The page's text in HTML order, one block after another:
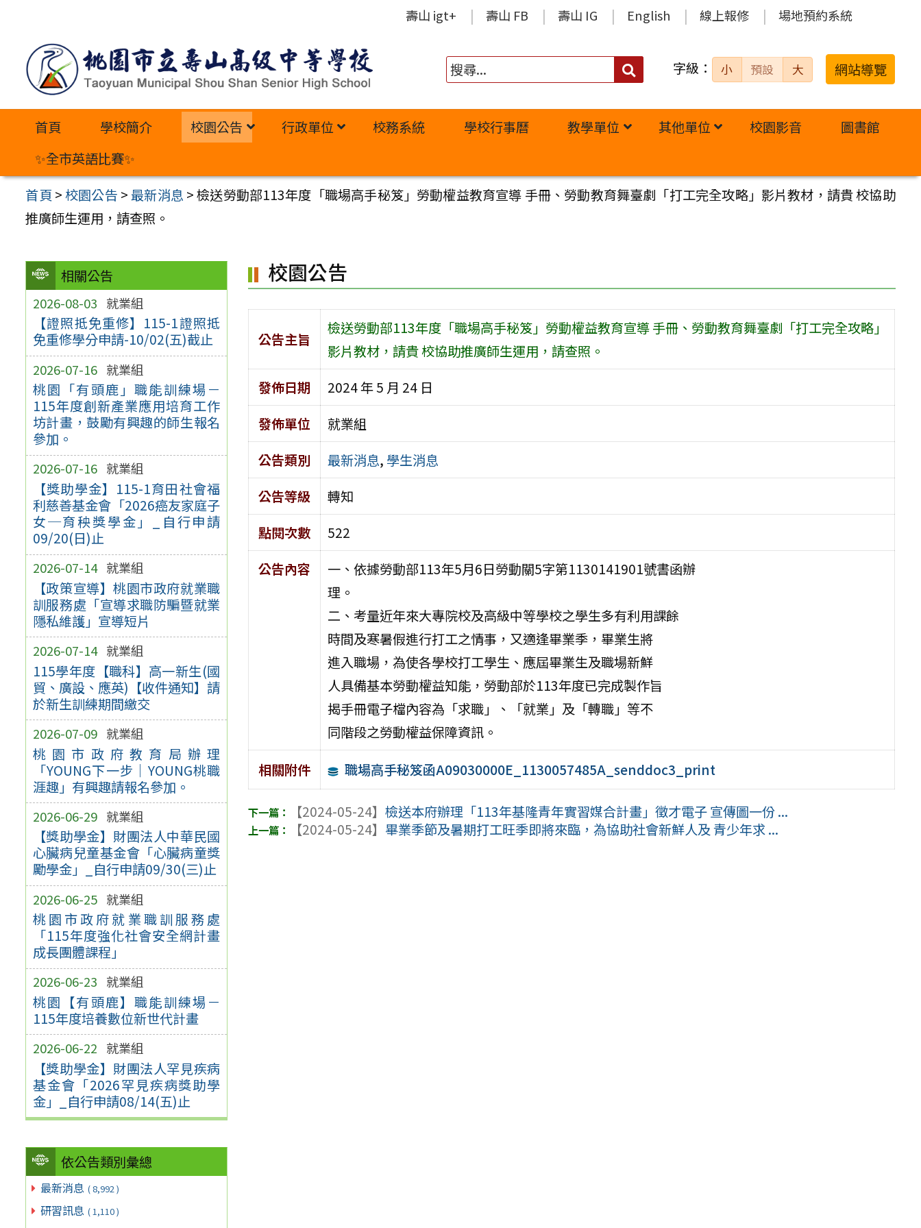
內
壽山 igt+ 壽山 FB 壽山 IG English 線上報修 場地預約系統
搜
字級： 小 預設 大 網站導覽
首頁 學校簡介 校園公告 行政單位 校務系統 學校行事曆 教學單位 其他單位 校園影音
圖書館
✨全市英語比賽✨
首頁 >校園公告 >最新消息 >檢送勞動部113年度「職場高手秘笈」勞動權益教育宣導 手冊、勞動教育舞臺劇「打工完全攻略」影片教材，請貴 校協助
推廣師生運用，請查照。
相關公告
2026-08-03 就業組
【證照抵免重修】115-1證照抵
免重修學分申請-10/02(五)截止
2026-07-16 就業組
桃園「有頭鹿」職能訓練場－
115年度創新產業應用培育工作
坊計畫，鼓勵有興趣的師生報名
參加。
2026-07-16 就業組
【獎助學金】115-1育田社會福
利慈善基金會「2026癌友家庭子
女─育秧獎學金」_自行申請
09/20(日)止
2026-07-14 就業組
【政策宣導】桃園市政府就業職
訓服務處「宣導求職防騙暨就業
隱私維護」宣導短片
2026-07-14 就業組
115學年度【職科】高一新生(國
貿、廣設、應英)【收件通知】請
於新生訓練期間繳交
2026-07-09 就業組
桃園市政府教育局辦理
「YOUNG下一步｜YOUNG桃職
涯趣」有興趣請報名參加。
2026-06-29 就業組
【獎助學金】財團法人中華民國
心臟病兒童基金會「心臟病童獎
勵學金」_自行申請09/30(三)止
2026-06-25 就業組
桃園市政府就業職訓服務處
「115年度強化社會安全網計畫
成長團體課程」
2026-06-23 就業組
桃園【有頭鹿】職能訓練場－
115年度培養數位新世代計畫
2026-06-22 就業組
【獎助學金】財團法人罕見疾病
基金會「2026罕見疾病獎助學
金」_自行申請08/14(五)止
依公告類別彙總
最新消息 ( 8,992 )
研習訊息 ( 1,110 )
校園公告
公告主旨
檢送勞動部113年度「職場高手秘笈」勞動權益教育宣導 手冊、勞動教育舞臺劇「打工完全攻略」
影片教材，請貴 校協助推廣師生運用，請查照。
發佈日期
2024 年 5 月 24 日
發佈單位
就業組
公告類別
最新消息, 學生消息
公告等級
轉知
點閱次數
522
公告內容
一、依據勞動部113年5月6日勞動關5字第1130141901號書函辦
理。
二、考量近年來大專院校及高級中等學校之學生多有利用課餘
時間及寒暑假進行打工之情事，又適逢畢業季，畢業生將
進入職場，為使各學校打工學生、應屆畢業生及職場新鮮
人具備基本勞動權益知能，勞動部於113年度已完成製作旨
揭手冊電子檔內容為「求職」、「就業」及「轉職」等不
同階段之勞動權益保障資訊。
相關附件
職場高手秘笈函A09030000E_1130057485A_senddoc3_print
【2024-05-24】檢送本府辦理「113年基隆青年實習媒合計畫」徵才電子 宣傳圖一份 ...
【2024-05-24】 畢業季節及暑期打工旺季即將來臨，為協助社會新鮮人及 青少年求 ...